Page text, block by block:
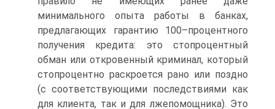
минимального опыта работы в банках,
предлагающих гарантию 100–процентного
получения кредита: это стопроцентный
обман или откровенный криминал, который
стопроцентно раскроется рано или поздно
(с соответствующими последствиями как
для клиента, так и для лжепомощника). Это